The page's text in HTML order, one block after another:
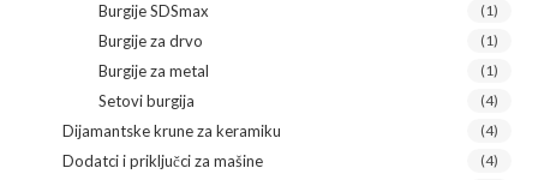
Burgije SDSmax (1)
Burgije za drvo (1)
Burgije za metal (1)
Setovi burgija (4)
Dijamantske krune za keramiku (4)
Dodatci i priključci za mašine (4)